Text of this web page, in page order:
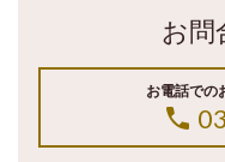
お問
お電話での